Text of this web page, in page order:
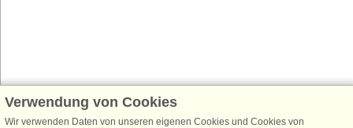
Schließen Sie sich 100.000 Ferienhaus-Fans an
Verwendung von Cookies
Wir verwenden Daten von unseren eigenen Cookies und Cookies von